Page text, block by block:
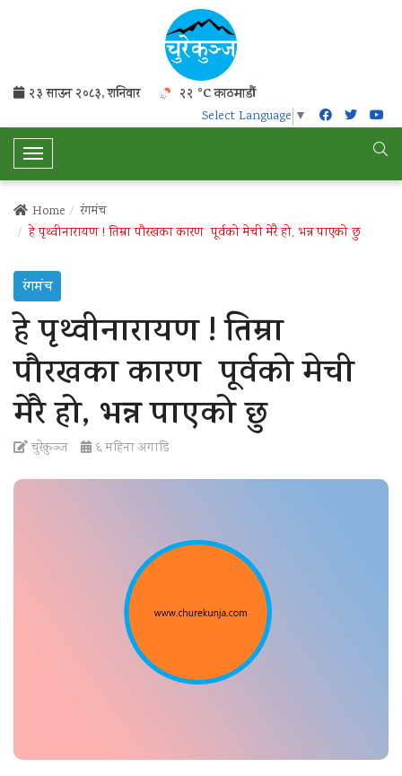
२३ साउन २०८३, शनिवार २२ °C काठमाडौं
Select Language ▼
T
o
l
N
a
v
i
a
t
o
n
Home
रंगमंच
हे पृथ्वीनारायण ! तिम्रा पौरखका कारण पूर्वको मेची मेरै हो, भन्न पाएको छु
रंगमंच
हे पृथ्वीनारायण ! तिम्रा
पौरखका कारण पूर्वको मेची
मेरै हो, भन्न पाएको छु
चुरेकुञ्ज ६ महिना अगाडि